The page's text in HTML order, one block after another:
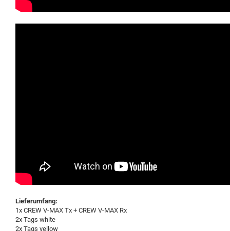
Lieferumfang:
1x CREW V-MAX Tx + CREW V-MAX Rx
2x Tags white
2x Tags yellow